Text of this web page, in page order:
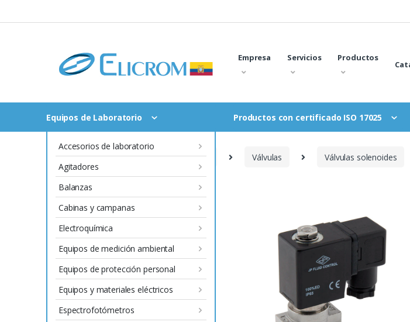
al
Empresa Servicios Productos
Equipos de Laboratorio
Accesorios de laboratorio
Agitadores
Balanzas
Cabinas y campanas
Electroquímica
Equipos de medición ambiental
Equipos de protección personal
Equipos y materiales eléctricos
Espectrofotómetros
Productos con certificado ISO 17025
Inicio Instrumentación y Procesos Válvulas Válvulas solenoides